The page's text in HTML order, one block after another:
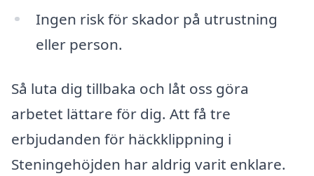
Ingen risk för skador på utrustning
eller person.
Så luta dig tillbaka och låt oss göra
arbetet lättare för dig. Att få tre
erbjudanden för häckklippning i
Steningehöjden har aldrig varit enklare.